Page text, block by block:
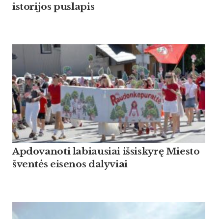
istorijos puslapis
Apdovanoti labiausiai išsiskyrę Miesto
šventės eisenos dalyviai